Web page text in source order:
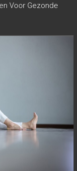
Voor Gezonde